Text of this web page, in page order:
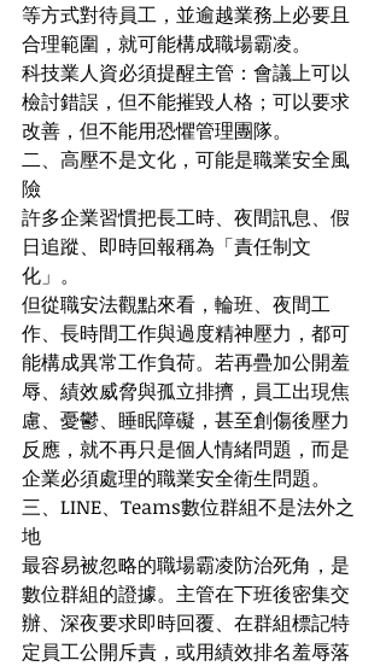
等方式對待員工，並逾越業務上必要且
合理範圍，就可能構成職場霸凌。
科技業人資必須提醒主管：會議上可以
檢討錯誤，但不能摧毀人格；可以要求
改善，但不能用恐懼管理團隊。
二、高壓不是文化，可能是職業安全風
險
許多企業習慣把長工時、夜間訊息、假
日追蹤、即時回報稱為「責任制文
化」。
但從職安法觀點來看，輪班、夜間工
作、長時間工作與過度精神壓力，都可
能構成異常工作負荷。若再疊加公開羞
辱、績效威脅與孤立排擠，員工出現焦
慮、憂鬱、睡眠障礙，甚至創傷後壓力
反應，就不再只是個人情緒問題，而是
企業必須處理的職業安全衛生問題。
三、LINE、Teams數位群組不是法外之
地
最容易被忽略的職場霸凌防治死角，是
數位群組的證據。主管在下班後密集交
辦、深夜要求即時回覆、在群組標記特
定員工公開斥責，或用績效排名羞辱落